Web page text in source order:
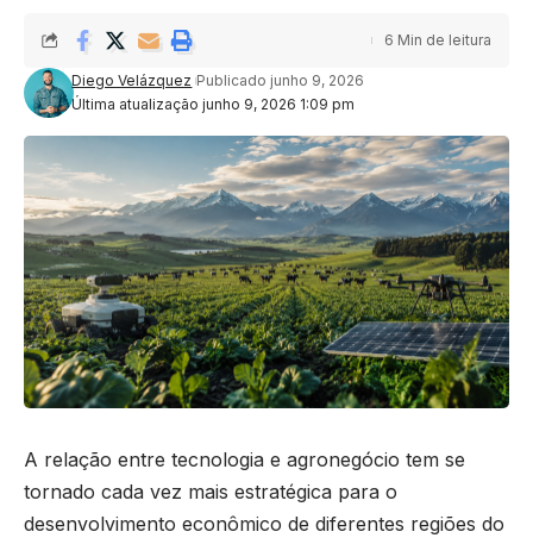
Última atualização junho 9, 2026 1:09 pm
Diego Velázquez Publicado junho 9, 2026
6 Min de leitura
A relação entre tecnologia e agronegócio tem se
tornado cada vez mais estratégica para o
desenvolvimento econômico de diferentes regiões do